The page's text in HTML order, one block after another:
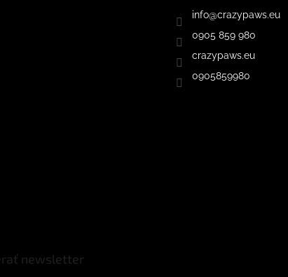
info@crazypaws.eu
0905 859 980
crazypaws.eu
0905859980
newsletter